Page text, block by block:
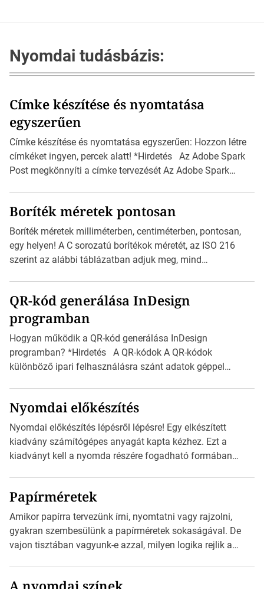
Nyomdai tudásbázis:
Címke készítése és nyomtatása
egyszerűen
Címke készítése és nyomtatása egyszerűen: Hozzon létre
címkéket ingyen, percek alatt! *Hirdetés Az Adobe Spark
Post megkönnyíti a címke tervezését Az Adobe Spark
igazán foroghatnak a kreatív fogaskerekek, miközben
zajlik a saját címke készítése. Hogyan készítsünk címkét?
Válasszon méretet és alakot: Válassza ki a kívánt címke
méretét. Akár néhány […]
Boríték méretek pontosan
Boríték méretek milliméterben, centiméterben, pontosan,
egy helyen! A C sorozatú borítékok méretét, az ISO 216
szerint az alábbi táblázatban adjuk meg, mind
mutatja az A4-es papírlaphoz viszonyítva. Az amerikai és
észak-amerikai boríték méretére az ISO 216 nem
vonatkozik. Boríték méretének táblázata C0-tól […]
QR-kód generálása InDesign
programban
Hogyan működik a QR-kód generálása InDesign
programban? *Hirdetés A QR-kódok A QR-kódok
különböző ipari felhasználásra szánt adatok géppel
okostelefonjára telepíthet egy QR-kód-leolvasó
alkalmazást, ami leolvasni és dekódolni képes az URL-
információt és átirányítja a telefon böngészőjét a cég
weblapjára. A QR-kód beolvasása után a felhasználó
Nyomdai előkészítés
Nyomdai előkészítés lépésről lépésre! Egy elkészített
kiadvány számítógépes anyagát kapta kézhez. Ezt a
kiadványt kell a nyomda részére fogadható formában
Illustratorban készült vektorgrafika. *Hirdetés Minden
esetben konzultáljunk a nyomdával, mielőtt elkezdjük a
nyomdai előkészítést!Nehogy az elkészült munka után
derüljön ki, hogy valamit másképp kellett volna csinálni! […]
Papírméretek
Amikor papírra tervezünk írni, nyomtatni vagy rajzolni,
gyakran szembesülünk a papírméretek sokaságával. De
vajon tisztában vagyunk-e azzal, milyen logika rejlik a